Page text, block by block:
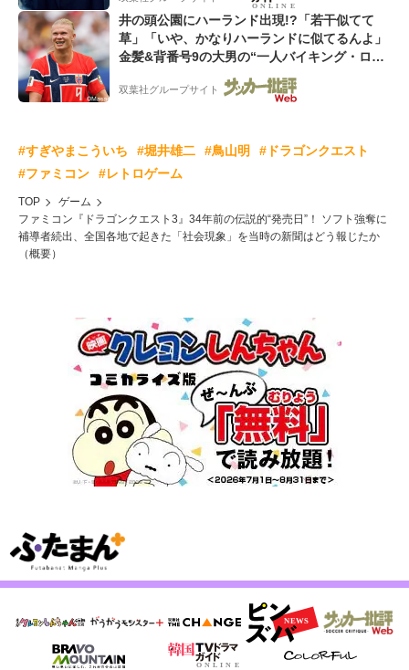
井の頭公園にハーランド出現!?「若干似てて
草」「いや、かなりハーランドに似てるんよ」
金髪&背番号9の大男の“一人バイキング・ロ
ー”映像が話題!「元気をもらった」
双葉社グループサイト
#すぎやまこういち #堀井雄二 #鳥山明
#ドラゴンクエスト
#ファミコン
#レトロゲーム
TOP
ゲーム
ファミコン『ドラゴンクエスト3』34年前の伝説的“発売日”！ ソフト強奪に
補導者続出、全国各地で起きた「社会現象」を当時の新聞はどう報じたか
（概要）